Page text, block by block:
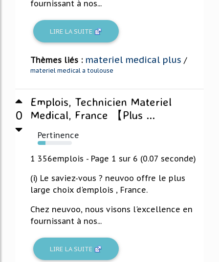
fournissant à nos...
LIRE LA SUITE
Thèmes liés : materiel medical plus /
materiel medical a toulouse
0
Emplois, Technicien Materiel
Medical, France 【Plus ...
Pertinence
23%
1 356emplois - Page 1 sur 6 (0.07 seconde)
(i) Le saviez-vous ? neuvoo offre le plus
large choix d'emplois , France.
Chez neuvoo, nous visons l'excellence en
fournissant à nos...
LIRE LA SUITE